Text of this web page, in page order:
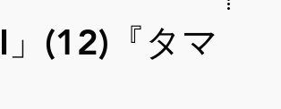
エクスポート
(12)『タマ